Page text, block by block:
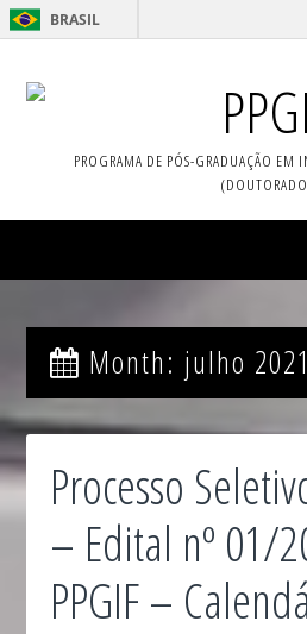
BRASIL
PROGRAMA DE PÓS-GRADUAÇÃO EM
Month: julho 2021
Processo
– Edital nº 01/
PPGIF –